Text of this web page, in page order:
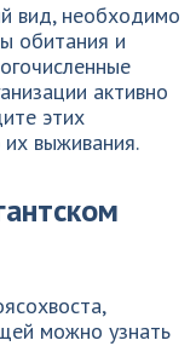
вид, необходимо
обитания и
активно
этих
выживания.
можно узнать